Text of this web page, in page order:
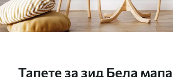
Тапете за зид Бела